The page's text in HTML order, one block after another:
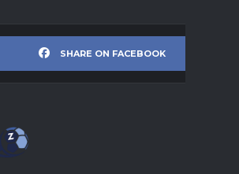
SHARE ON FACEBOOK